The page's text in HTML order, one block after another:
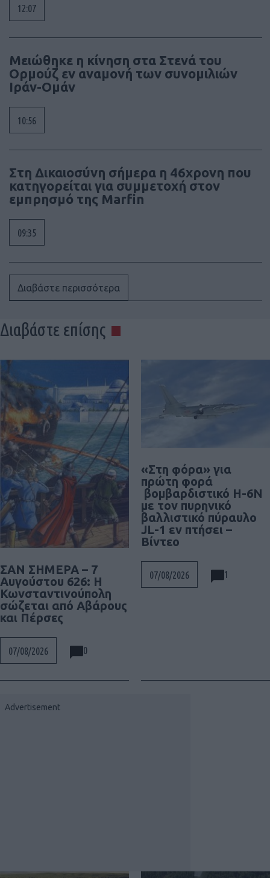
12:07
Μειώθηκε η κίνηση στα Στενά του
Ορμούζ εν αναμονή των συνομιλιών
Ιράν-Ομάν
10:56
Στη Δικαιοσύνη σήμερα η 46χρονη που
κατηγορείται για συμμετοχή στον
εμπρησμό της Marfin
09:35
Διαβάστε περισσότερα
Διαβάστε επίσης
ΣΑΝ ΣΗΜΕΡΑ – 7
Αυγούστου 626: Η
Κωνσταντινούπολη
σώζεται από Αβάρους
και Πέρσες
07/08/2026 0
«Στη φόρα» για
πρώτη φορά
βομβαρδιστικό H-6N
με τον πυρηνικό
βαλλιστικό πύραυλο
JL-1 εν πτήσει –
Βίντεο
07/08/2026 1